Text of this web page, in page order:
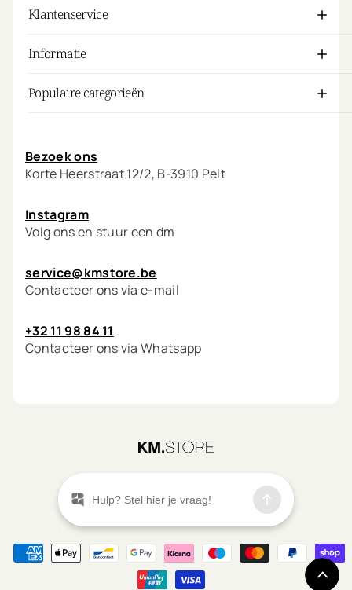
Klantenservice
Informatie
Populaire categorieën
Bezoek ons
Korte Heerstraat 12/2, B-3910 Pelt
Instagram
Volg ons en stuur een dm
service@kmstore.be
Contacteer ons via e-mail
+32 11 98 84 11
Contacteer ons via Whatsapp